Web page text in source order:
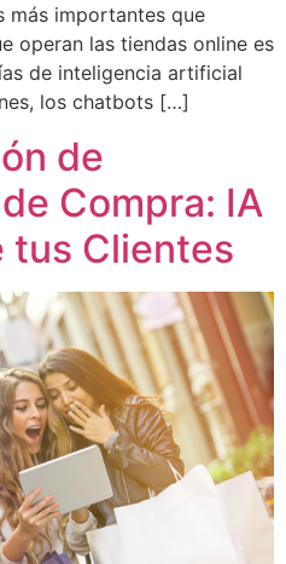
más importantes que
operan las tiendas online es
de inteligencia artificial
los chatbots […]
de
Compra: IA
tus Clientes